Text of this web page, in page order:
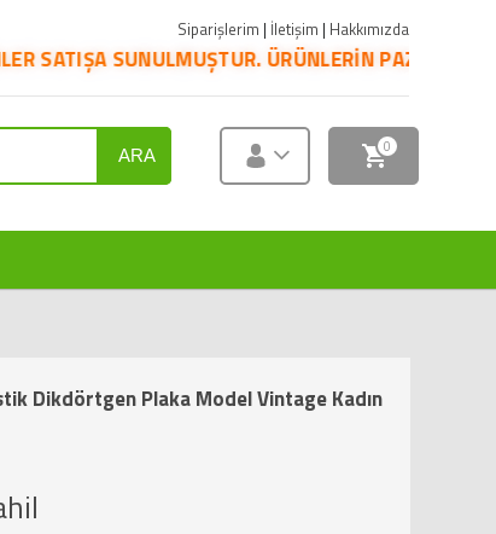
Siparişlerim | İletişim | Hakkımızda
ÜRÜNLERİN PAZARYERİNE YANSIMASI
ARA 0
Dikdörtgen Plaka Model Vintage Kadın